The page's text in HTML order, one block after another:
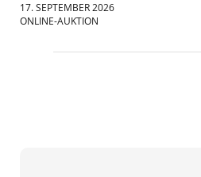
17. SEPTEMBER 2026
ONLINE-AUKTION